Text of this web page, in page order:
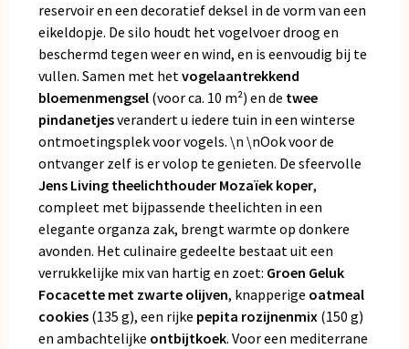
reservoir en een decoratief deksel in de vorm van een
eikeldopje. De silo houdt het vogelvoer droog en
beschermd tegen weer en wind, en is eenvoudig bij te
vullen. Samen met hetvogelaantrekkend
bloemenmengsel(voor ca. 10 m²) en de twee
pindanetjesverandert u iedere tuin in een winterse
ontmoetingsplek voor vogels. \n \nOok voor de
ontvanger zelf is er volop te genieten. De sfeervolle
Jens Living theelichthouder Mozaïek koper,
compleet met bijpassende theelichten in een
elegante organza zak, brengt warmte op donkere
avonden. Het culinaire gedeelte bestaat uit een
verrukkelijke mix van hartig en zoet: Groen Geluk
Focacette met zwarte olijven, knapperige oatmeal
cookies(135 g), een rijke pepita rozijnenmix(150 g)
en ambachtelijke ontbijtkoek. Voor een mediterrane